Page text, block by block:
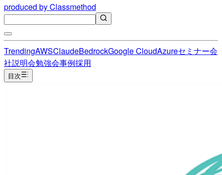
produced by Classmethod
TrendingAWSClaudeBedrockGoogle CloudAzureセミナー会
社説明会勉強会事例採用
目次